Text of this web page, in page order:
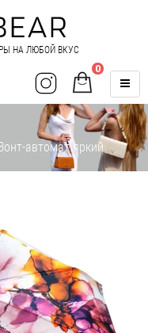
НА ЛЮБОЙ ВКУС
0
автомат яркий